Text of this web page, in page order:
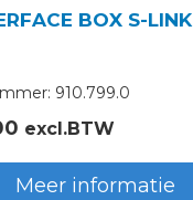
BOX S-LINK
910.799.0
excl.BTW
Meer informatie